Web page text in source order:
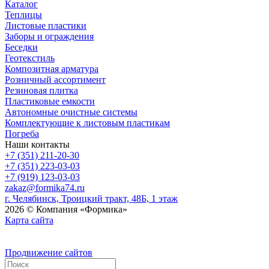
Каталог
Теплицы
Листовые пластики
Заборы и ограждения
Беседки
Геотекстиль
Композитная арматура
Розничный ассортимент
Резиновая плитка
Пластиковые емкости
Автономные очистные системы
Комплектующие к листовым пластикам
Погреба
Наши контакты
+7 (351) 211-20-30
+7 (351) 223-03-03
+7 (919) 123-03-03
zakaz@formika74.ru
г. Челябинск, Троицкий тракт, 48Б, 1 этаж
2026 © Компания «Формика»
Карта сайта
Продвижение сайтов